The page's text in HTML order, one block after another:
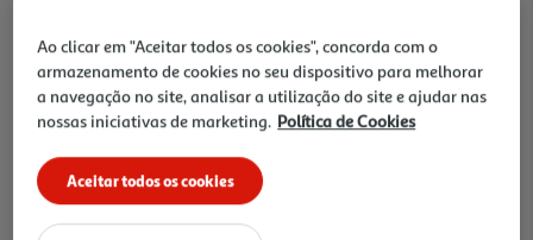
Ir para Homepage
Folhetos
Ao clicar em "Aceitar todos os cookies", concorda com o
armazenamento de cookies no seu dispositivo para melhorar
a navegação no site, analisar a utilização do site e ajudar nas
nossas iniciativas de marketing. Política de Cookies
Aceitar todos os cookies